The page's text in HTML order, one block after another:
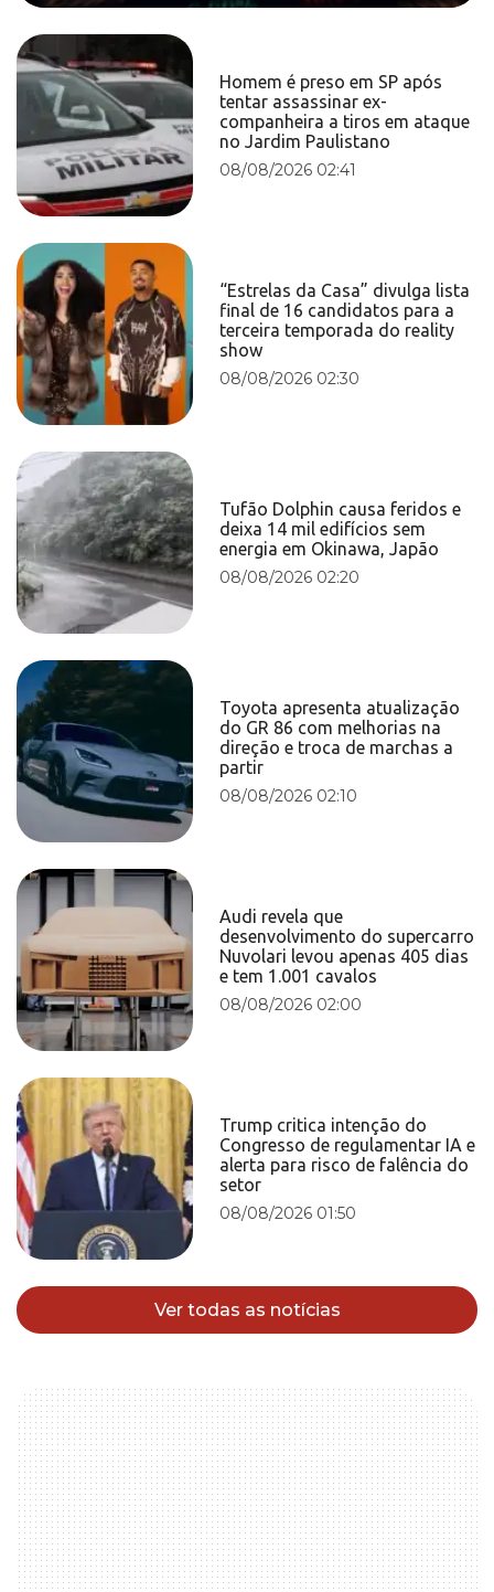
Homem é preso em SP após
tentar assassinar ex-
companheira a tiros em ataque
no Jardim Paulistano
08/08/2026 02:41
“Estrelas da Casa” divulga lista
final de 16 candidatos para a
terceira temporada do reality
show
08/08/2026 02:30
Tufão Dolphin causa feridos e
deixa 14 mil edifícios sem
energia em Okinawa, Japão
08/08/2026 02:20
Toyota apresenta atualização
do GR 86 com melhorias na
direção e troca de marchas a
partir
08/08/2026 02:10
Audi revela que
desenvolvimento do supercarro
Nuvolari levou apenas 405 dias
e tem 1.001 cavalos
08/08/2026 02:00
Trump critica intenção do
Congresso de regulamentar IA e
alerta para risco de falência do
setor
08/08/2026 01:50
Ver todas as notícias